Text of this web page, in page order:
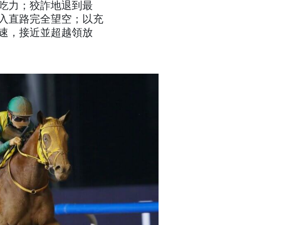
力；狡詐地退到最
直路完全望空；以充
，接近並超越領放